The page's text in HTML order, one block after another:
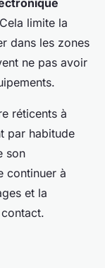
limite la
dans les zones
ne pas avoir
réticents à
par habitude
son
continuer à
et la